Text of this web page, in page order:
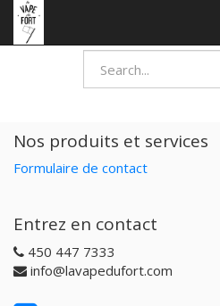
Nos produits et services
Formulaire de contact
Entrez en contact
450 447 7333
info@lavapedufort.com